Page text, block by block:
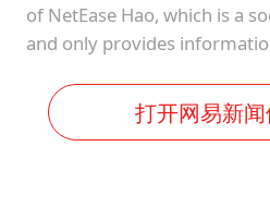
of NetEase Hao, which is a
and only provides
打开网易新